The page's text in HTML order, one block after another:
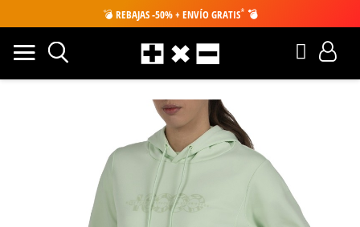
💣 REBAJAS -50% + ENVÍO GRATIS* 💣